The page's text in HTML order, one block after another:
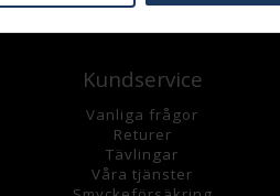
Kundservice
Vanliga frågor
Returer
Tävlingar
Våra tjänster